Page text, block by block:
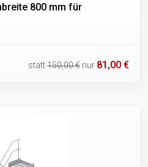
800 mm für
statt150,00 € nur 81,00 €